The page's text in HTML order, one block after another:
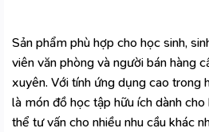
Sản phẩm phù hợp cho học sinh,
viên văn phòng và người bán hàng
xuyên. Với tính ứng dụng cao trong
là món đồ học tập hữu íchdành cho
thể tư vấn cho nhiều nhu cầu khác